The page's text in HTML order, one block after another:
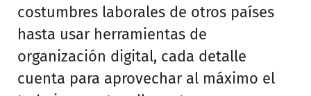
costumbres laborales de otros países
hasta usar herramientas de
organización digital, cada detalle
cuenta para aprovechar al máximo el